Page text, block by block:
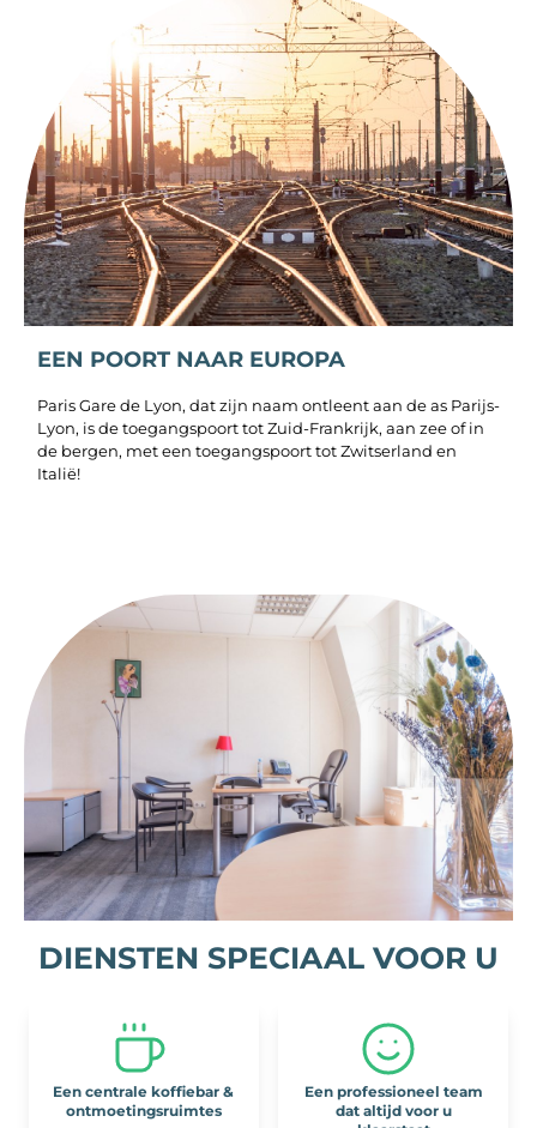
EEN POORT NAAR EUROPA
Paris Gare de Lyon, dat zijn naam ontleent aan de as Parijs-
Lyon, is de toegangspoort tot Zuid-Frankrijk, aan zee of in
de bergen, met een toegangspoort tot Zwitserland en
Italië!
DIENSTEN SPECIAAL VOOR U
Een centrale koffiebar &
ontmoetingsruimtes
Een professioneel team
dat altijd voor u